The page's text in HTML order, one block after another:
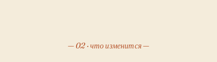
02 · что изменится